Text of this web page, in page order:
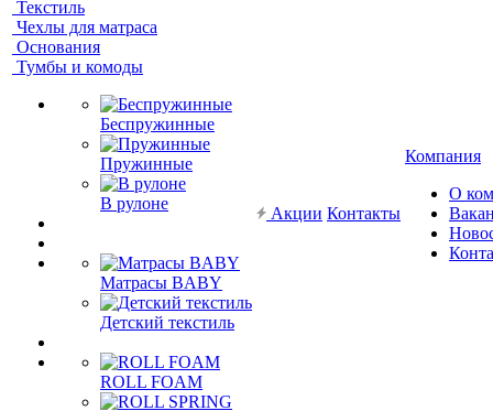
Текстиль
Чехлы для матраса
Основания
Тумбы и комоды
Беспружинные
Пружинные
В рулоне
Матрасы BABY
Детский текстиль
ROLL FOAM
Акции Контакты
Компания
О